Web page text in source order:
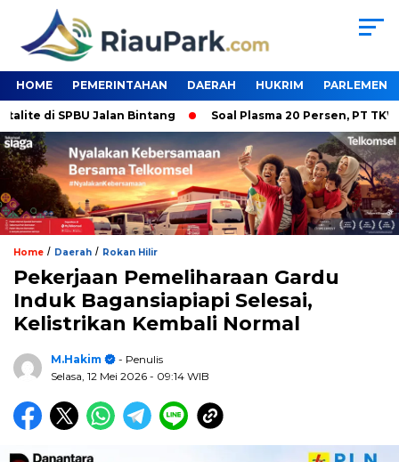
HOME PEMERINTAHAN DAERAH HUKRIM PARLEMEN
di SPBU Jalan Bintang Soal Plasma 20 Persen, PT TKWL
Home / Daerah / Rokan Hilir
Pekerjaan Pemeliharaan Gardu
Induk Bagansiapiapi Selesai,
Kelistrikan Kembali Normal
M.Hakim
- Penulis
Selasa, 12 Mei 2026 - 09:14 WIB